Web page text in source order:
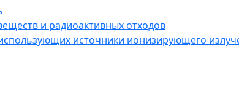
и радиоактивных отходов
источники ионизирующего